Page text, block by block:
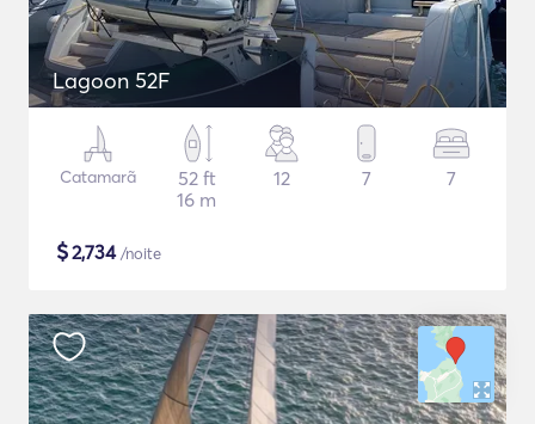
Lagoon 52F
Catamarã
52 ft
16 m
12 7 7
$2,734/noite